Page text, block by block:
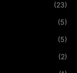
(23)
(5)
(5)
(2)